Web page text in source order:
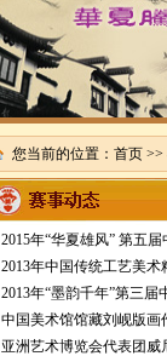
您当前的位置： 首页>>
2015年“华夏雄风” 第五
2013年中国传统工艺美术
2013年“墨韵千年”第三
中国美术馆馆藏刘岘版画
亚洲艺术博览会代表团威